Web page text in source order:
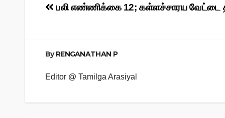
Post
பலி எண்ணிக்கை 12; கள்ளச்சாரய வேட்டை
ByRENGANATHAN P
Editor @ Tamilga Arasiyal